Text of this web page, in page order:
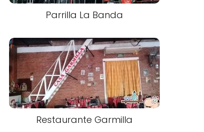
Parrilla La Banda
Restaurante Garmilla